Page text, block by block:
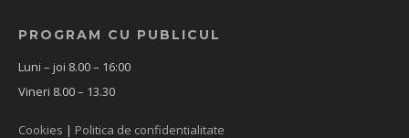
PROGRAM CU PUBLICUL
Luni – joi 8.00 – 16:00
Vineri 8.00 – 13.30
Cookies | Politica de confidentialitate